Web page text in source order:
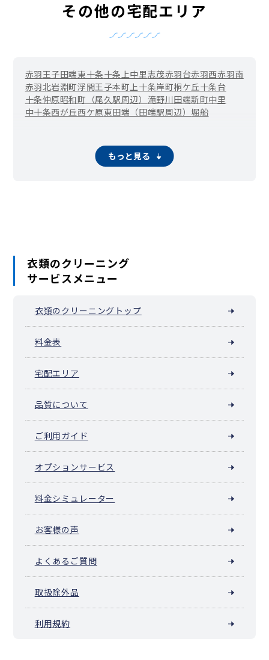
その他の宅配エリア
赤羽王子田端東十条十条上中里志茂赤羽台赤羽西赤羽南
赤羽北岩淵町浮間王子本町上十条岸町桐ケ丘十条台
十条仲原昭和町（尾久駅周辺） 滝野川田端新町中里
中十条西が丘西ケ原東田端（田端駅周辺）堀船
もっと見る
衣類のクリーニング
サービスメニュー
衣類のクリーニングトップ
料金表
宅配エリア
品質について
ご利用ガイド
オプションサービス
料金シミュレーター
お客様の声
よくあるご質問
取扱除外品
利用規約